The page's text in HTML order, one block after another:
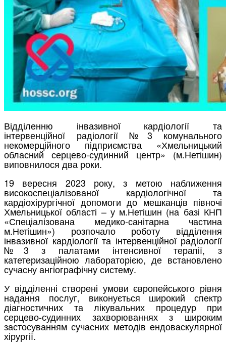
Відділенню інвазивної кардіології та
інтервенційної радіології №3 комунального
некомерційного підприємства «Хмельницький
обласний серцево-судинний центр» (м.Нетішин)
виповнилося два роки.
19 вересня 2023 року, з метою наближення
високоспеціалізованої кардіологічної та
кардіохірургічної допомоги до мешканців півночі
Хмельницької області – у м.Нетішин (на базі КНП
«Спеціалізована медико-санітарна частина
м.Нетішин») розпочало роботу відділення
інвазивної кардіології та інтервенційної радіології
№3 з палатами інтенсивної терапії, з
катетеризаційною лабораторією, де встановлено
сучасну ангіографічну систему.
У відділенні створені умови європейського рівня
надання послуг, виконується широкий спектр
діагностичних та лікувальних процедур при
серцево-судинних захворюваннях з широким
застосуванням сучасних методів ендоваскулярної
хірургії.